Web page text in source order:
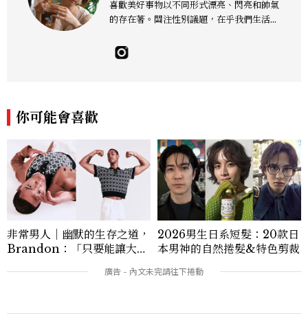
喜歡美好事物以不同形式漂亮、閃亮和帥氣
的存在著。關注性別議題，在乎我們生活的
民！Instagram：hanyunc／Contac
t：elina.chiang.work@gmail.com
你可能會喜歡
非常男人｜幽默的生存之道，
Brandon：「只要能讓大家
讓敵人成為朋友。」
2026男生日系短髮：20款日
本男神的自然捲髮&特色剪裁